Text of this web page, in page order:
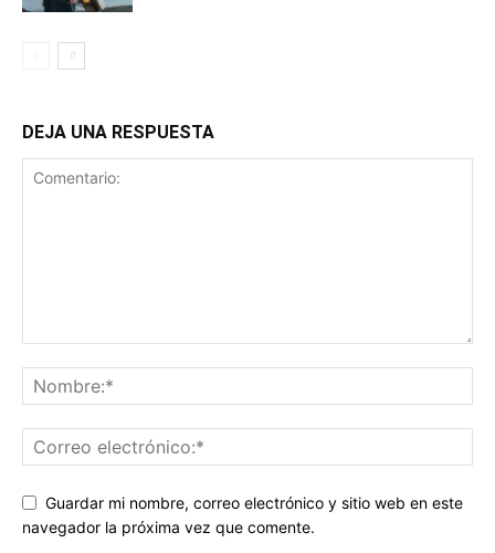
DEJA UNA RESPUESTA
Guardar mi nombre, correo electrónico y sitio web en este
navegador la próxima vez que comente.